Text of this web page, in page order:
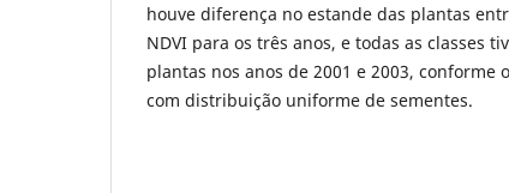
houve diferença no estande das plantas
NDVI para os três anos, e todas as classes
plantas nos anos de 2001 e 2003, conforme
com distribuição uniforme de sementes.